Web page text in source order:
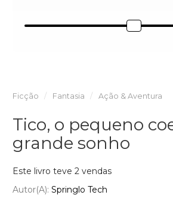
Ficção Fantasia Ação & Aventura
Tico, o pequeno
grande sonho
Este livro teve 2 vendas
Autor(a): Springlo Tech